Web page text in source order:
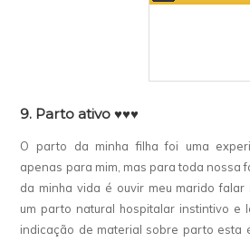
9. Parto ativo ♥♥♥
O parto da minha filha foi uma
apenas para mim, mas para toda nossa
da minha vida é ouvir meu marido
um parto natural hospitalar instintivo e
indicação de material sobre parto esta